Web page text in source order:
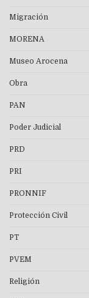
Migración
MORENA
Museo Arocena
Obra
PAN
Poder Judicial
PRD
PRI
PRONNIF
Protección Civil
PT
PVEM
Religión